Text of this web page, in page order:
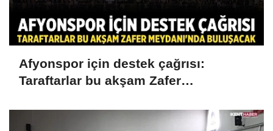
Afyonspor için destek çağrısı:
Taraftarlar bu akşam Zafer